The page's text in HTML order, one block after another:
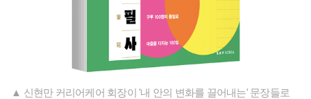
▲ 신현만 커리어케어 회장이 '내 안의 변화를 끌어내는' 문장들로